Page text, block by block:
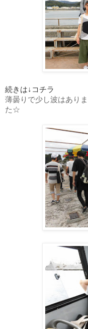
続きは↓コチラ
薄曇りで少し波はあり
た☆